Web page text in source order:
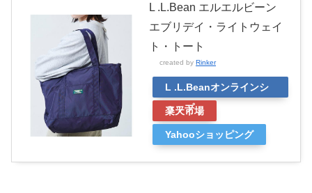
L .L.Bean エルエルビーン
エブリデイ・ライトウェイ
ト・トート
created by Rinker
L .L.Beanオンラインシ
ョップ
楽天市場
Yahooショッピング